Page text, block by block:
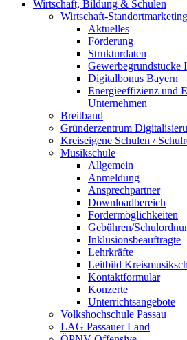
Wirtschaft, Bildung & Schulen
Wirtschaft-Standortmarketing
Aktuelles
Förderung
Strukturdaten
Gewerbegrundstücke
Digitalbonus Bayern
Energieeffizienz und
Unternehmen
Breitband
Gründerzentrum
Kreiseigene Schulen /
Musikschule
Allgemein
Anmeldung
Ansprechpartner
Downloadbereich
Fördermöglichkeiten
Gebühren/
Inklusionsbeauftragte
Lehrkräfte
Leitbild
Kontaktformular
Konzerte
Unterrichtsangebote
Volkshochschule Passau
LAG Passauer Land